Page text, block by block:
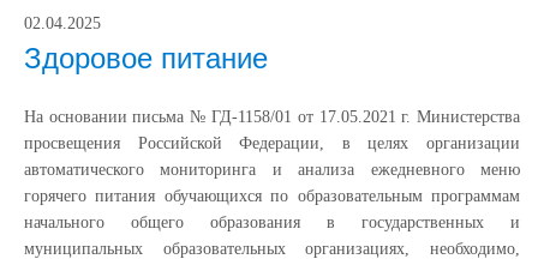
02.04.2025
Здоровое питание
На основании письма № ГД-1158/01 от 17.05.2021 г. Министерства
просвещения Российской Федерации, в целях организации
автоматического мониторинга и анализа ежедневного меню
горячего питания обучающихся по образовательным программам
начального общего образования в государственных и
муниципальных образовательных организациях, необходимо,